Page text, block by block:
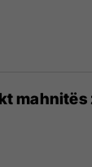
mahnitës